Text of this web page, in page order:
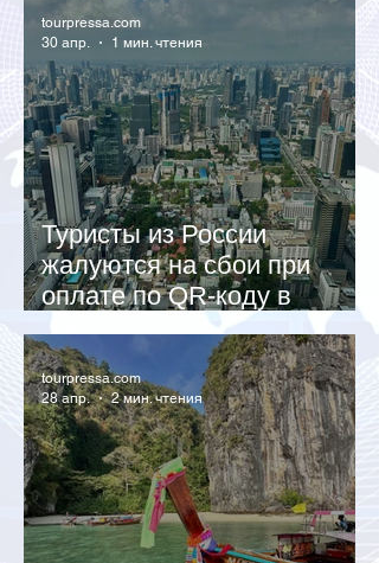
Туристы из России
жалуются на сбои при
оплате по QR-коду в
Таиланде
tourpressa.com
30 апр.
1 мин. чтения
tourpressa.com
28 апр.
2 мин. чтения